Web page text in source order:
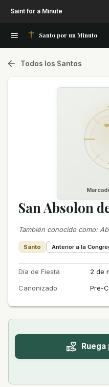
Saint for a Minute
Santo por un Minuto
Todos los Santos
San Absolon
También conocido como:
Santo Anterior a la
Día de Fiesta
2 de
Canonizado
Pre-